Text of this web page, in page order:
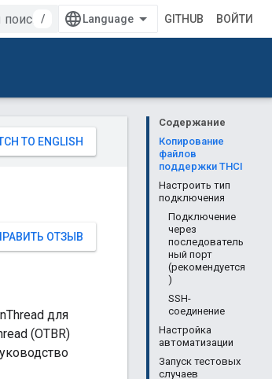
/ GITHUB ВОЙТИ
Содержание
Копирование
файлов
поддержки THCI
Настроить тип
подключения
Подключение
через
последователь
ный порт
(рекомендуется
)
SSH-
соединение
Настройка
автоматизации
Запуск тестовых
случаев
ОТЗЫВ
для
(OTBR)